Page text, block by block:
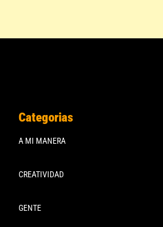
Categorias
A MI MANERA
CREATIVIDAD
GENTE